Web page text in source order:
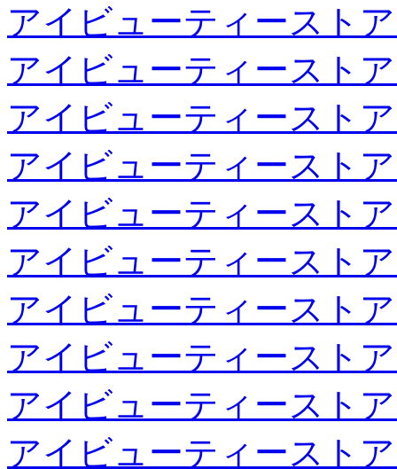
アイビューティースト
アイビューティースト
アイビューティースト
アイビューティースト
アイビューティースト
アイビューティースト
アイビューティースト
アイビューティースト
アイビューティースト
アイビューティースト